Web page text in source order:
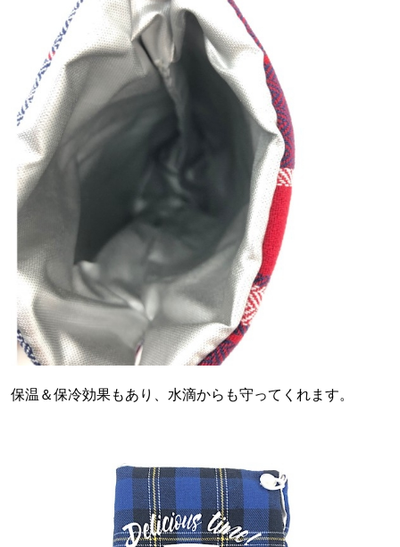
保温＆保冷効果もあり、水滴からも守ってくれます。